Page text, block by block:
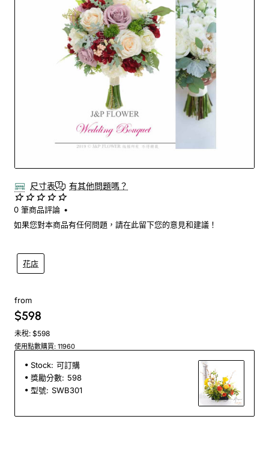
尺寸表 有其他問題嗎？
花店
0 筆商品評論 •
如果您對本商品有任何問題，請在此留下您的意見和建議！
from
$598
未稅: $598
使用點數購買: 11960
Stock: 可訂購
獎勵分數: 598
型號: SWB301